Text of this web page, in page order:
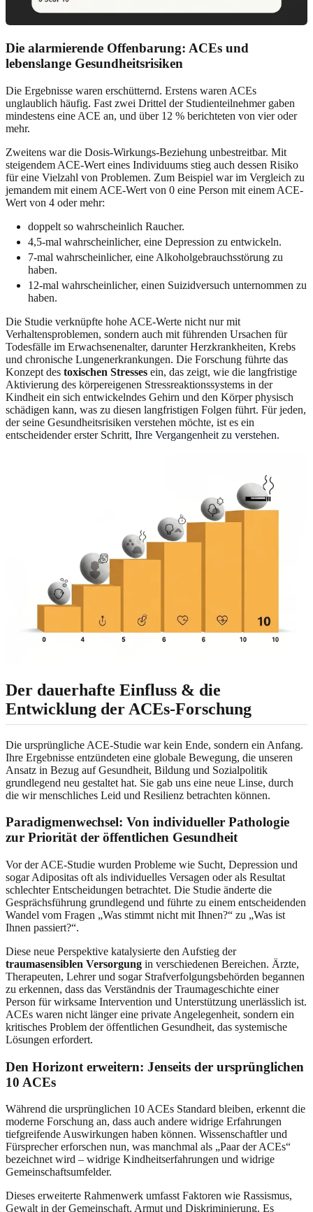
Die alarmierende Offenbarung: ACEs und
lebenslange Gesundheitsrisiken
Die Ergebnisse waren erschütternd. Erstens waren ACEs
unglaublich häufig. Fast zwei Drittel der Studienteilnehmer gaben
mindestens eine ACE an, und über 12 % berichteten von vier oder
mehr.
Zweitens war die Dosis-Wirkungs-Beziehung unbestreitbar. Mit
steigendem ACE-Wert eines Individuums stieg auch dessen Risiko
für eine Vielzahl von Problemen. Zum Beispiel war im Vergleich zu
jemandem mit einem ACE-Wert von 0 eine Person mit einem ACE-
Wert von 4 oder mehr:
doppelt so wahrscheinlich Raucher.
4,5-mal wahrscheinlicher, eine Depression zu entwickeln.
7-mal wahrscheinlicher, eine Alkoholgebrauchsstörung zu
haben.
12-mal wahrscheinlicher, einen Suizidversuch unternommen zu
haben.
Die Studie verknüpfte hohe ACE-Werte nicht nur mit
Verhaltensproblemen, sondern auch mit führenden Ursachen für
Todesfälle im Erwachsenenalter, darunter Herzkrankheiten, Krebs
und chronische Lungenerkrankungen. Die Forschung führte das
Konzept des toxischen Stresses ein, das zeigt, wie die langfristige
Aktivierung des körpereigenen Stressreaktionssystems in der
Kindheit ein sich entwickelndes Gehirn und den Körper physisch
schädigen kann, was zu diesen langfristigen Folgen führt. Für jeden,
der seine Gesundheitsrisiken verstehen möchte, ist es ein
entscheidender erster Schritt, Ihre Vergangenheit zu verstehen.
Der dauerhafte Einfluss & die
Entwicklung der ACEs-Forschung
Die ursprüngliche ACE-Studie war kein Ende, sondern ein Anfang.
Ihre Ergebnisse entzündeten eine globale Bewegung, die unseren
Ansatz in Bezug auf Gesundheit, Bildung und Sozialpolitik
grundlegend neu gestaltet hat. Sie gab uns eine neue Linse, durch
die wir menschliches Leid und Resilienz betrachten können.
Paradigmenwechsel: Von individueller Pathologie
zur Priorität der öffentlichen Gesundheit
Vor der ACE-Studie wurden Probleme wie Sucht, Depression und
sogar Adipositas oft als individuelles Versagen oder als Resultat
schlechter Entscheidungen betrachtet. Die Studie änderte die
Gesprächsführung grundlegend und führte zu einem entscheidenden
Wandel vom Fragen „Was stimmt nicht mit Ihnen?“ zu „Was ist
Ihnen passiert?“.
Diese neue Perspektive katalysierte den Aufstieg der
traumasensiblen Versorgung in verschiedenen Bereichen. Ärzte,
Therapeuten, Lehrer und sogar Strafverfolgungsbehörden begannen
zu erkennen, dass das Verständnis der Traumageschichte einer
Person für wirksame Intervention und Unterstützung unerlässlich ist.
ACEs waren nicht länger eine private Angelegenheit, sondern ein
kritisches Problem der öffentlichen Gesundheit, das systemische
Lösungen erfordert.
Den Horizont erweitern: Jenseits der ursprünglichen
10 ACEs
Während die ursprünglichen 10 ACEs Standard bleiben, erkennt die
moderne Forschung an, dass auch andere widrige Erfahrungen
tiefgreifende Auswirkungen haben können. Wissenschaftler und
Fürsprecher erforschen nun, was manchmal als „Paar der ACEs“
bezeichnet wird – widrige Kindheitserfahrungen und widrige
Gemeinschaftsumfelder.
Dieses erweiterte Rahmenwerk umfasst Faktoren wie Rassismus,
Gewalt in der Gemeinschaft, Armut und Diskriminierung. Es